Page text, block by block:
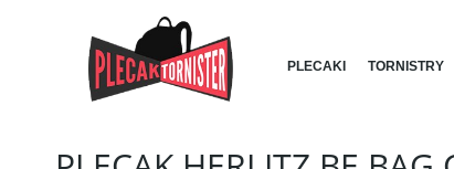
PLECAKI TORNISTRY